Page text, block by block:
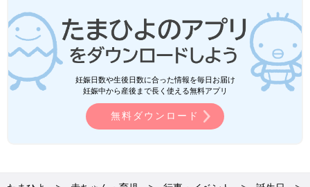
妊娠日数や生後日数に合った情報を毎日お届け
妊娠中から産後まで長く使える無料アプリ
無料ダウンロード